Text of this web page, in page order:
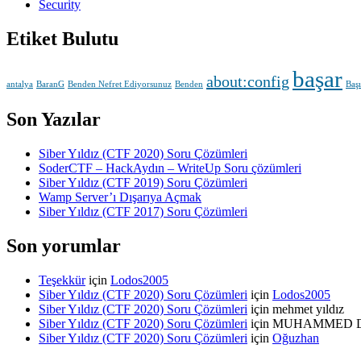
Security
Etiket Bulutu
antalya BaranG Benden Nefret Ediyorsunuz Benden about:config başar
Son Yazılar
Siber Yıldız (CTF 2020) Soru Çözümleri
SoderCTF – HackAydın – WriteUp Soru çözümleri
Siber Yıldız (CTF 2019) Soru Çözümleri
Wamp Server’ı Dışarıya Açmak
Siber Yıldız (CTF 2017) Soru Çözümleri
Son yorumlar
Teşekküriçin Lodos2005
Siber Yıldız (CTF 2020) Soru Çözümleri için Lodos2005
Siber Yıldız (CTF 2020) Soru Çözümleri için mehmet yıldız
Siber Yıldız (CTF 2020) Soru Çözümleri için MUHAMMED
Siber Yıldız (CTF 2020) Soru Çözümleri için Oğuzhan